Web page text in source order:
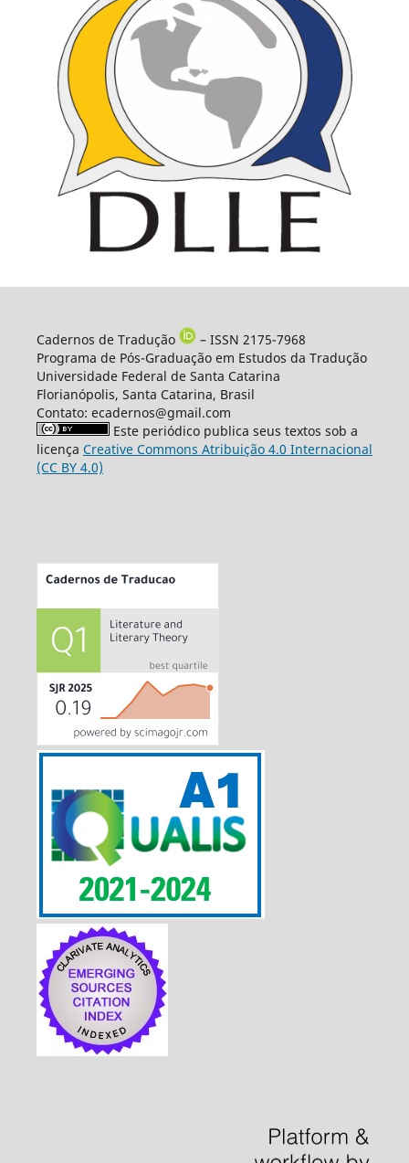
Cadernos de Tradução
– ISSN 2175-7968
Programa de Pós-Graduação em Estudos da Tradução
Universidade Federal de Santa Catarina
Florianópolis, Santa Catarina, Brasil
Contato: ecadernos@gmail.com
Este periódico publica seus textos sob a
licença Creative Commons Atribuição 4.0 Internacional
(CC BY 4.0)